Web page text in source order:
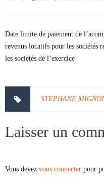
Date limite de paiement de
revenus locatifs pour les sociétés
les sociétés de l’exercice
STEPHANE
Laisser un
Vous devez vous connecter pour